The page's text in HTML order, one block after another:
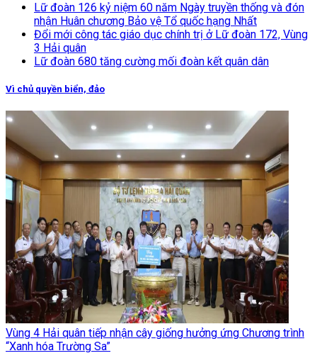
Lữ đoàn 126 kỷ niệm 60 năm Ngày truyền thống và đón
nhận Huân chương Bảo vệ Tổ quốc hạng Nhất
Đổi mới công tác giáo dục chính trị ở Lữ đoàn 172, Vùng
3 Hải quân
Lữ đoàn 680 tăng cường mối đoàn kết quân dân
Vì chủ quyền biển, đảo
Vùng 4 Hải quân tiếp nhận cây giống hưởng ứng Chương trình
“Xanh hóa Trường Sa”